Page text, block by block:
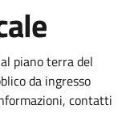
piano terra del
da ingresso
contatti